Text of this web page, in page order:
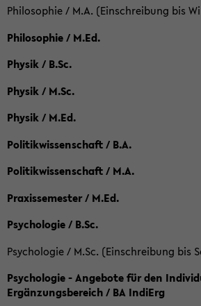
Philosophie / M.A. (Einschreibung bis
Philosophie / M.Ed.
Physik / B.Sc.
Physik / M.Sc.
Physik / M.Ed.
Politikwissenschaft / B.A.
Politikwissenschaft / M.A.
Praxissemester / M.Ed.
Psychologie / B.Sc.
Psychologie / M.Sc. (Einschreibung bis
Psychologie - Angebote für den
Ergänzungsbereich / BA IndiErg